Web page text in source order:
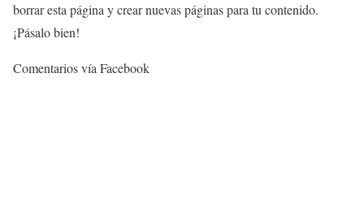
borrar esta página y crear nuevas páginas para tu contenido.
¡Pásalo bien!
Comentarios vía Facebook